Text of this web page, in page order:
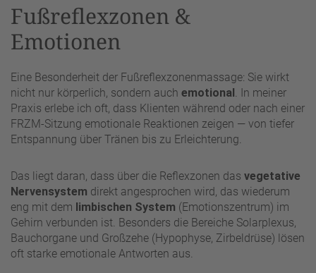
Fußreflexzonen &
Emotionen
Eine Besonderheit der Fußreflexzonenmassage: Sie wirkt
nicht nur körperlich, sondern auch emotional . In meiner
Praxis erlebe ich oft, dass Klienten während oder nach einer
FRZM-Sitzung emotionale Reaktionen zeigen — von tiefer
Entspannung über Tränen bis zu Erleichterung.
Das liegt daran, dass über die Reflexzonen das vegetative
Nervensystem direkt angesprochen wird, das wiederum
eng mit dem limbischen System (Emotionszentrum) im
Gehirn verbunden ist. Besonders die Bereiche Solarplexus,
Bauchorgane und Großzehe (Hypophyse, Zirbeldrüse) lösen
oft starke emotionale Antworten aus.